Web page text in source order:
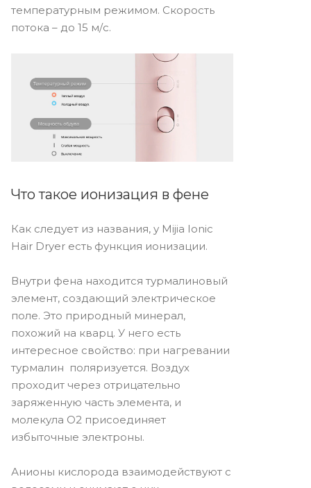
температурным режимом. Скорость
потока – до 15 м/с.
Что такое ионизация в фене
Как следует из названия, у Mijia Ionic
Hair Dryer есть функция ионизации.
Внутри фена находится турмалиновый
элемент, создающий электрическое
поле. Это природный минерал,
похожий на кварц. У него есть
интересное свойство: при нагревании
турмалин поляризуется. Воздух
проходит через отрицательно
заряженную часть элемента, и
молекула О2 присоединяет
избыточные электроны.
Анионы кислорода взаимодействуют с